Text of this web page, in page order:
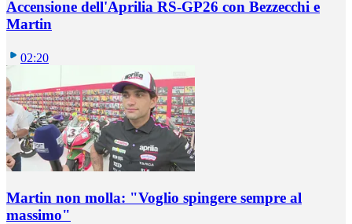
Accensione dell'Aprilia RS-GP26 con Bezzecchi e
Martin
02:20
Martin non molla: "Voglio spingere sempre al
massimo"